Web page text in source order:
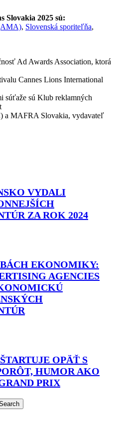
Slovakia 2025 sú:
, Slovenská sporiteľňa,
Ad Awards Association, ktorá
Cannes Lions International
súťaže sú Klub reklamných
a MAFRA Slovakia, vydavateľ
VYDALI
ZA ROK 2024
EKONOMIKY:
AGENCIES
OPÄŤ S
HUMOR AKO
PRIX